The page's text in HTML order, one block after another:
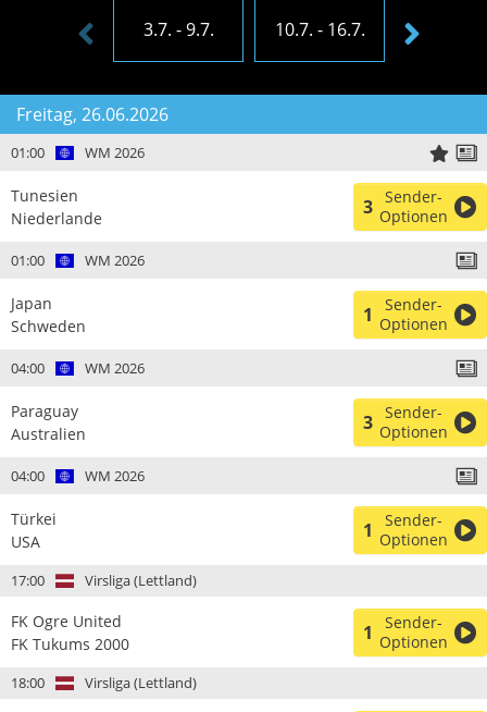
3.7. - 9.7. 10.7. - 16.7. 17.7. -
Freitag, 26.06.2026
01:00 WM 2026
Tunesien
Niederlande
3 Sender-
Optionen
01:00 WM 2026
Japan
Schweden
1
Sender-
Optionen
04:00 WM 2026
Paraguay
Australien
3 Sender-
Optionen
04:00 WM 2026
Türkei
USA
1
Sender-
Optionen
17:00 Virsliga (Lettland)
FK Ogre United
FK Tukums 2000
1
Sender-
Optionen
18:00 Virsliga (Lettland)